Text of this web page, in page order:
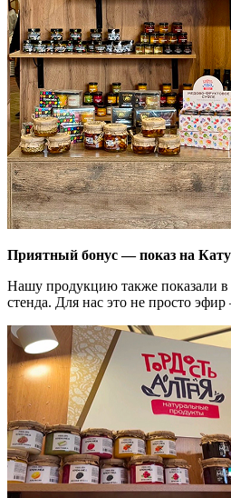
Приятный бонус — показ на
Нашу продукцию также показали в
стенда. Для нас это не просто